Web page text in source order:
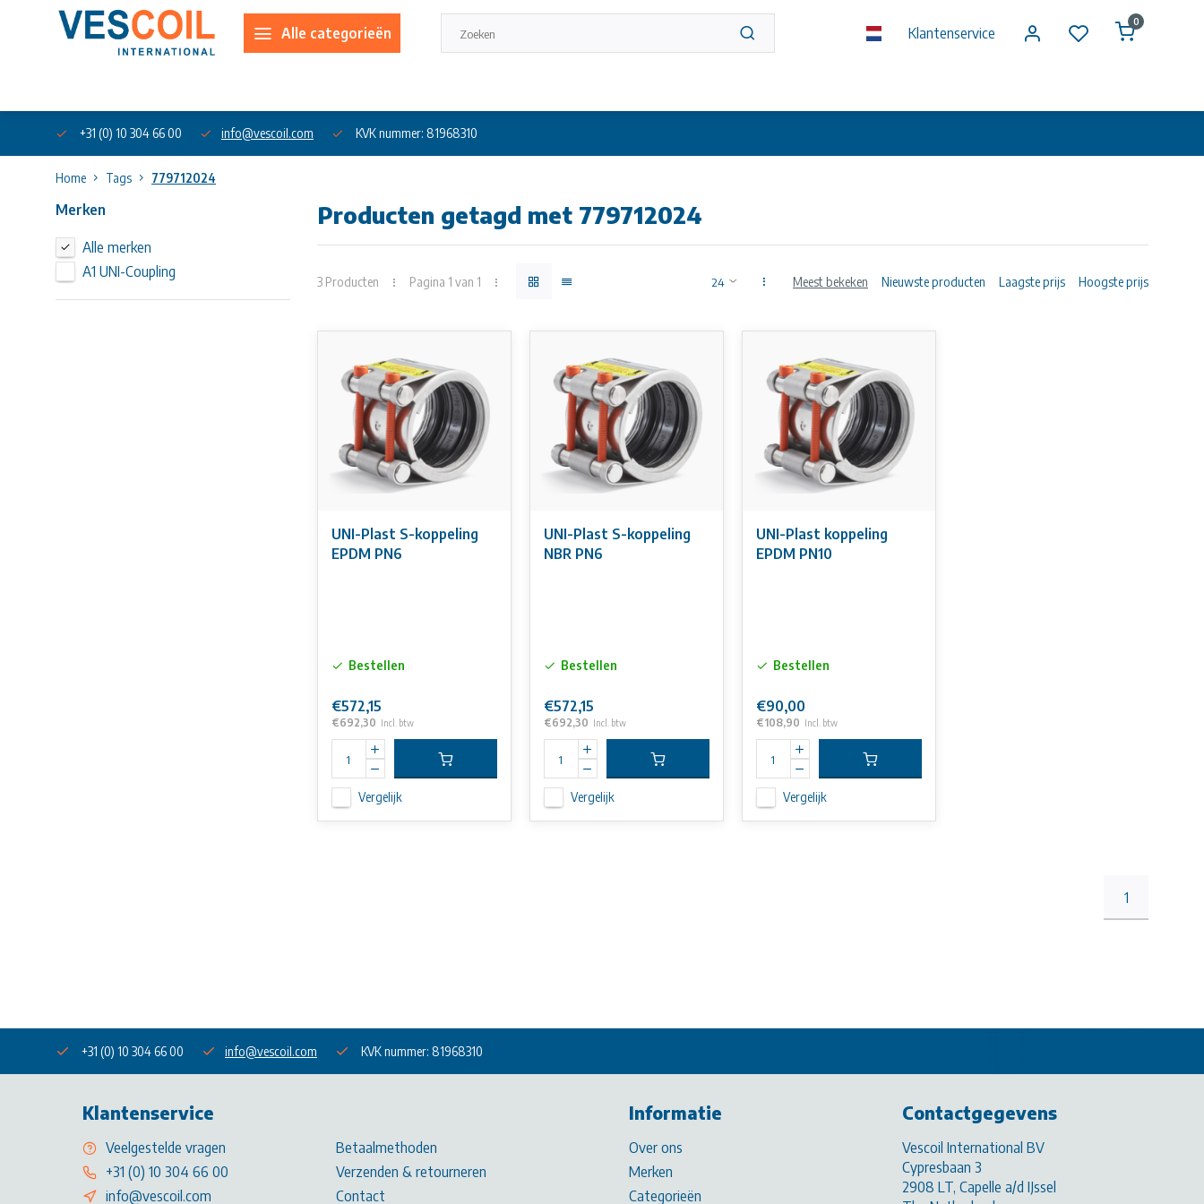
Alle categorieën Klantenservice
0
+31 (0) 10 304 66 00 info@vescoil.com KVK nummer: 81968310
Home Tags 779712024
Merken
Alle merken
A1 UNI-Coupling
Producten getagd met 779712024
3 Producten Pagina 1 van 1 Meest bekeken Nieuwste producten Laagste prijs Hoogste prijs
UNI-Plast S-koppeling
EPDM PN6
Bestellen
€572,15
€692,30 Incl. btw
Vergelijk
UNI-Plast S-koppeling
NBR PN6
Bestellen
€572,15
€692,30 Incl. btw
Vergelijk
UNI-Plast koppeling
EPDM PN10
Bestellen
€90,00
€108,90 Incl. btw
Vergelijk
1
+31 (0) 10 304 66 00 info@vescoil.com KVK nummer: 81968310
Klantenservice
Veelgestelde vragen
+31 (0) 10 304 66 00
info@vescoil.com
Betaalmethoden
Verzenden & retourneren
Contact
Informatie
Over ons
Merken
Categorieën
Contactgegevens
Vescoil International BV
Cypresbaan 3
2908 LT, Capelle a/d IJssel